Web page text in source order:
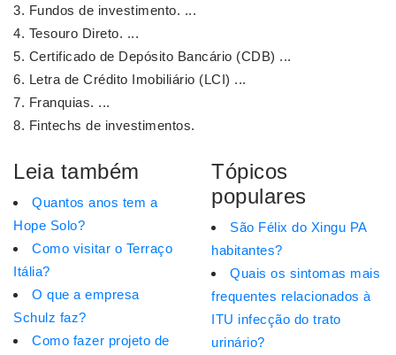
Fundos de investimento. ...
Tesouro Direto. ...
Certificado de Depósito Bancário (CDB) ...
Letra de Crédito Imobiliário (LCI) ...
Franquias. ...
Fintechs de investimentos.
Leia também
Quantos anos tem a
Hope Solo?
Como visitar o Terraço
Itália?
O que a empresa
Schulz faz?
Como fazer projeto de
Tópicos
populares
São Félix do Xingu PA
habitantes?
Quais os sintomas mais
frequentes relacionados à
ITU infecção do trato
urinário?